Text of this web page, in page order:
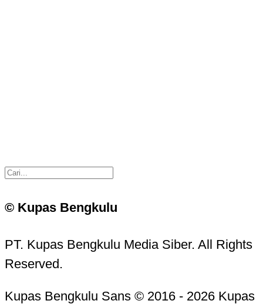
© Kupas Bengkulu
PT. Kupas Bengkulu Media Siber. All Rights
Reserved.
Kupas Bengkulu Sans © 2016 - 2026 Kupas